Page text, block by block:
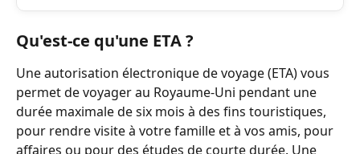
Qu'est-ce qu'une ETA ?
Une autorisation électronique de voyage (ETA) vous
permet de voyager au Royaume-Uni pendant une
durée maximale de six mois à des fins touristiques,
pour rendre visite à votre famille et à vos amis, pour
affaires ou pour des études de courte durée. Une